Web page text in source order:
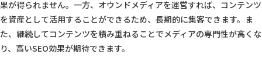
果が得られません。一方、オウンドメディアを運営すれば、コンテンツ
を資産として活用することができるため、長期的に集客できます。ま
た、継続してコンテンツを積み重ねることでメディアの専門性が高くな
り、高いSEO効果が期待できます。